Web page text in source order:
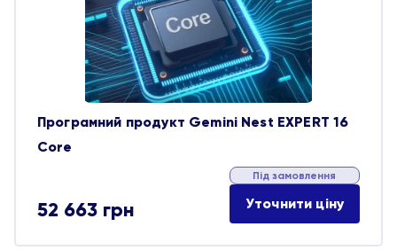
Програмний продукт Gemini Nest EXPERT 16
Core
52 663 грн
Під замовлення
Уточнити ціну